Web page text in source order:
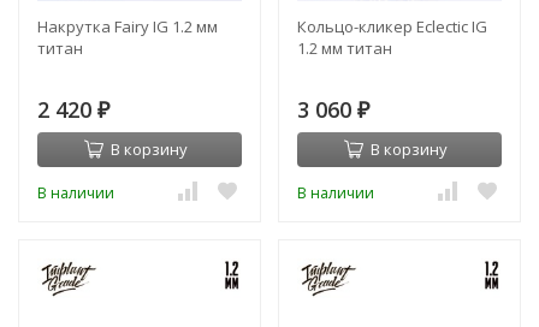
Накрутка Fairy IG 1.2 мм
титан
2 420 ₽
В корзину
В наличии
Кольцо-кликер Eclectic IG
1.2 мм титан
3 060 ₽
В корзину
В наличии